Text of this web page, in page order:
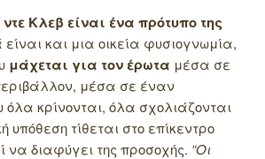
Κλεβ είναι ένα πρότυπο της
και μια οικεία φυσιογνωμία,
μάχεται για τον έρωτα μέσα σε
μέσα σε έναν
όλα κρίνονται, όλα σχολιάζονται
υπόθεση τίθεται στο επίκεντρο
να διαφύγει της προσοχής. “Οι